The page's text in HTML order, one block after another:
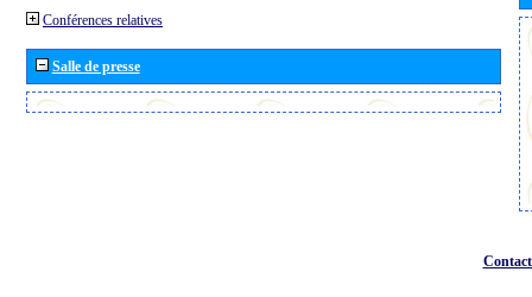
Conférences relatives
Salle de presse